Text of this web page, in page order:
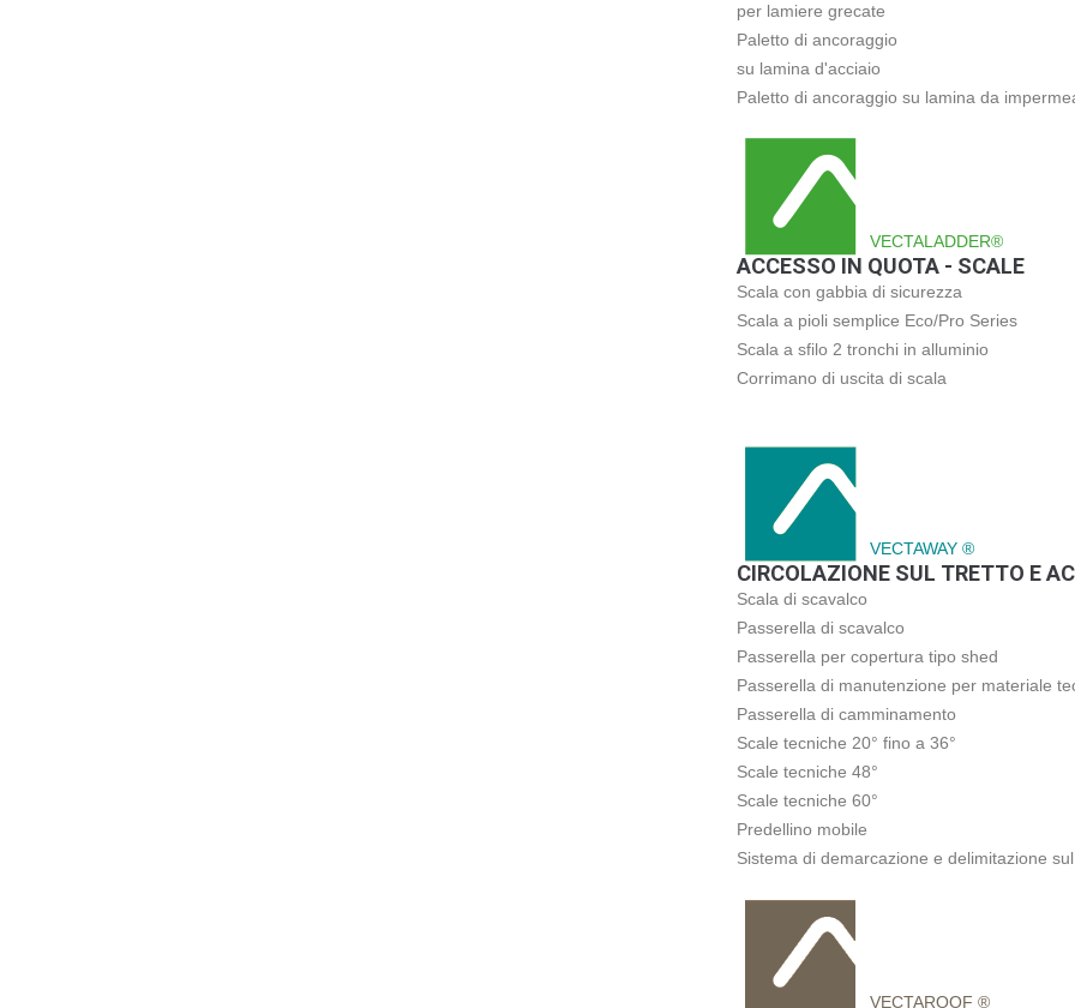
per lamiere grecate
Paletto di ancoraggio
su lamina d'acciaio
Paletto di ancoraggio su lamina da
VECTALADDER®
ACCESSO IN QUOTA - SCALE
Scala con gabbia di sicurezza
Scala a pioli semplice Eco/Pro Series
Scala a sfilo 2 tronchi in alluminio
Corrimano di uscita di scala
VECTAWAY ®
CIRCOLAZIONE SUL TRETTO E
Scala di scavalco
Passerella di scavalco
Passerella per copertura tipo shed
Passerella di manutenzione per materiale
Passerella di camminamento
Scale tecniche 20° fino a 36°
Scale tecniche 48°
Scale tecniche 60°
Predellino mobile
Sistema di demarcazione e delimitazione
VECTAROOF ®